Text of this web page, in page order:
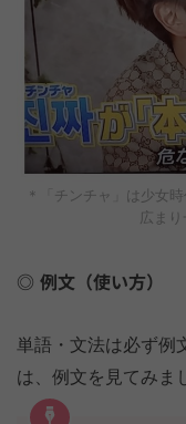
＊「チンチャ」は少女
広ま
例文（使い方）
単語・文法は必ず例
は、例文を見てみま